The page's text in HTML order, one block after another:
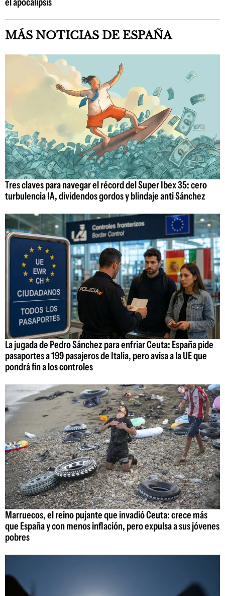
MÁS NOTICIAS DE ESPAÑA
Tres claves para navegar el récord del Super Ibex 35: cero
turbulencia IA, dividendos gordos y blindaje anti Sánchez
La jugada de Pedro Sánchez para enfriar Ceuta: España pide
pasaportes a 199 pasajeros de Italia, pero avisa a la UE que
pondrá fin a los controles
Marruecos, el reino pujante que invadió Ceuta: crece más
que España y con menos inflación, pero expulsa a sus jóvenes
pobres